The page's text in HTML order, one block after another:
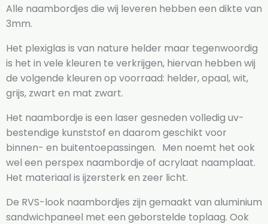
Alle naambordjes die wij leveren hebben een dikte van
3mm.
Het plexiglas is van nature helder maar tegenwoordig
is het in vele kleuren te verkrijgen, hiervan hebben wij
de volgende kleuren op voorraad: helder, opaal, wit,
grijs, zwart en mat zwart.
Het naambordje is een laser gesneden volledig uv-
bestendige kunststof en daarom geschikt voor
binnen- en buitentoepassingen. Men noemt het ook
wel een perspex naambordje of acrylaat naamplaat.
Het materiaal is ijzersterk en zeer licht.
De RVS-look naambordjes zijn gemaakt van aluminium
sandwichpaneel met een geborstelde toplaag. Ook